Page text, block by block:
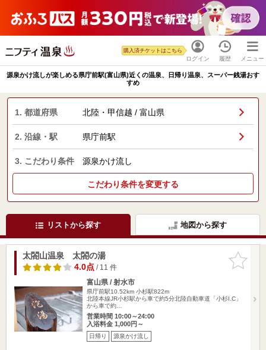
ログイン
購入済チケットはこちら
履歴 メニュー
源泉かけ流しが楽しめる県庁前駅(富山県)近くの温泉、日帰り温泉、スーパー銭湯おす
すめ
1. 都道府県 北陸・甲信越 / 富山県
2. 沿線・駅 県庁前駅
3. こだわり条件 源泉かけ流し
こだわり条件を変更する
リストから探す 地図から探す
お気に入
りに追加
太閤山温泉 太閤の湯
4.0点/ 11 件
富山県 / 射水市
県庁前駅10.52km 小杉駅822m
北陸本線JR小杉駅から車で約5分北陸自動車道「小杉I.C」
から車で約…
営業時間 10:00～24:00
入浴料金 1,000円～
日帰り 源泉かけ流し